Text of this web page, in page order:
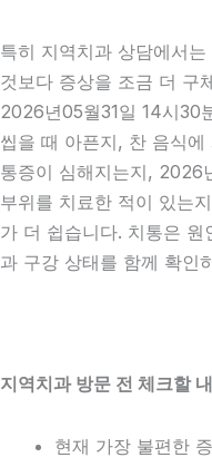
특히 지역치과 상담에서
것보다 증상을 조금 더 구
2026년05월31일 14시30
씹을 때 아픈지, 찬 음식
통증이 심해지는지, 2026
부위를 치료한 적이 있는
가 더 쉽습니다. 치통은
과 구강 상태를 함께 확인
지역치과 방문 전 체크할
현재 가장 불편한